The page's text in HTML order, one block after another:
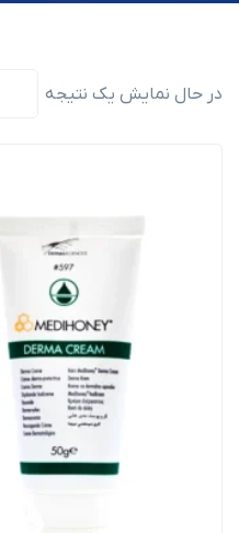
در حال نمایش یک نتیجه